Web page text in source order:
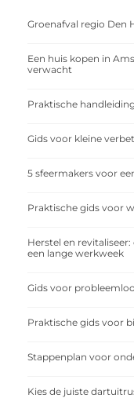
Groenafval regio Den
Een huis kopen in
verwacht
Praktische
Gids voor kleine
5 sfeermakers voor
Praktische gids voor
Herstel en
een lange werkweek
Gids voor
Praktische gids voor
Stappenplan voor
Kies de juiste